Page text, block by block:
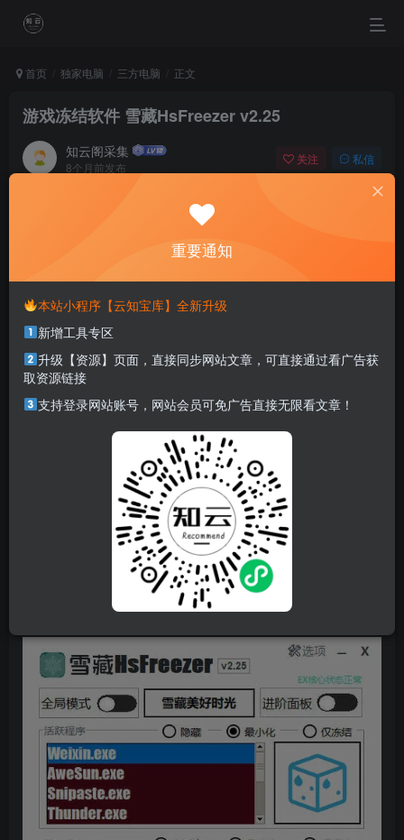
首页 独家电脑 三方电脑 正文
游戏冻结软件 雪藏HsFreezer v2.25
知云阁采集
8个月前发布
关注 私信
No matter what label is thrown your way, only you can
define your self.
本站部分资源打包为压缩包以方便分享，涉及较多
解压密码，如果你下载的资源需要解压密码，请点
击解压密码查看
软件介绍
这是一款让你可以随心冻结游戏的软件(游戏暂停软件、系统
优化软件、进程管理软件、进程变速软件等),想玩就玩,想停
就停,快捷键随心瞬发,单锁模式极致的丝滑切换,各种功能精
心打磨,不断迭代, 当然,雪藏HsFreezer不止适用游戏!更有丰
富的特色系统优化功能,有待您的体验与挖掘!
重要通知
本站小程序【云知宝库】全新升级
新增工具专区
升级【资源】页面，直接同步网站文章，可直接通过看广告获
取资源链接
支持登录网站账号，网站会员可免广告直接无限看文章！